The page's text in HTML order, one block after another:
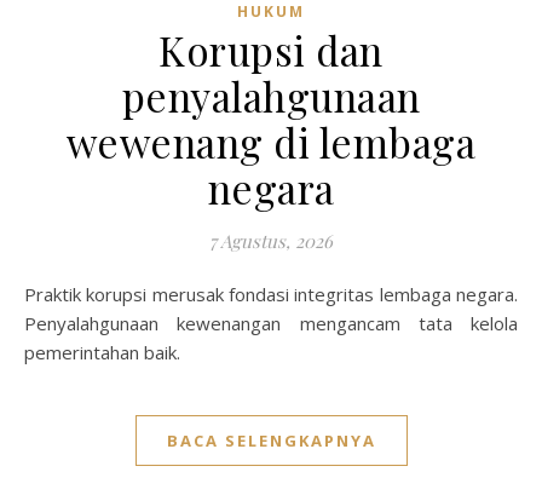
HUKUM
Korupsi dan
penyalahgunaan
wewenang di lembaga
negara
7 Agustus, 2026
Praktik korupsi merusak fondasi integritas lembaga negara.
Penyalahgunaan kewenangan mengancam tata kelola
pemerintahan baik.
BACA SELENGKAPNYA